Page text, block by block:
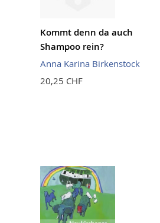
Kommt denn da auch
Shampoo rein?
Anna Karina Birkenstock
20,25 CHF